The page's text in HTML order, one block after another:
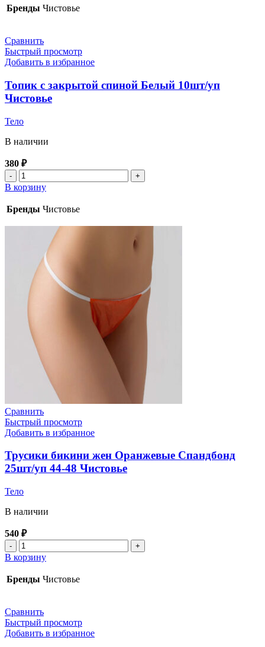
бикини
жен
Спандбонд
25шт/
уп
44-
Чистовье
Бренды Чистовье
Сравнить
Быстрый просмотр
Добавить в избранное
Топик с закрытой спиной Белый 10шт/уп
Чистовье
Тело
В наличии
380 ₽
Количество
товара
с
закрытой
спиной
Чистовье
В корзину
Бренды Чистовье
Сравнить
Быстрый просмотр
Добавить в избранное
Трусики бикини жен Оранжевые Спандбонд
25шт/уп 44-48 Чистовье
Тело
В наличии
540 ₽
Количество
товара
бикини
жен
Спандбонд
25шт/
уп
44-
В корзину
Бренды Чистовье
Сравнить
Быстрый просмотр
Добавить в избранное